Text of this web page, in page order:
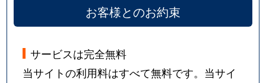
お客様とのお約束
サービスは完全無料
当サイトの利用料はすべて無料です。当サイ